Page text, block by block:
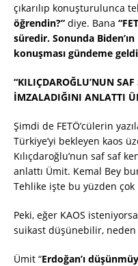
çıkarılıp konuşturulunca
öğrendin?” diye. Bana
süredir. Sonunda
konuşması gündeme geldi
“KILIÇDAROĞLU’NUN
İMZALADIĞINI ANLATTI
Şimdi de FETÖ’cülerin
Türkiye’yi bekleyen kaos
Kılıçdaroğlu’nun saf saf
anlattı Ümit. Kemal Bey
Tehlike işte bu yüzden çok
Peki, eğer KAOS
suikast düşünebilir, neden
Ümit “Erdoğan’ı